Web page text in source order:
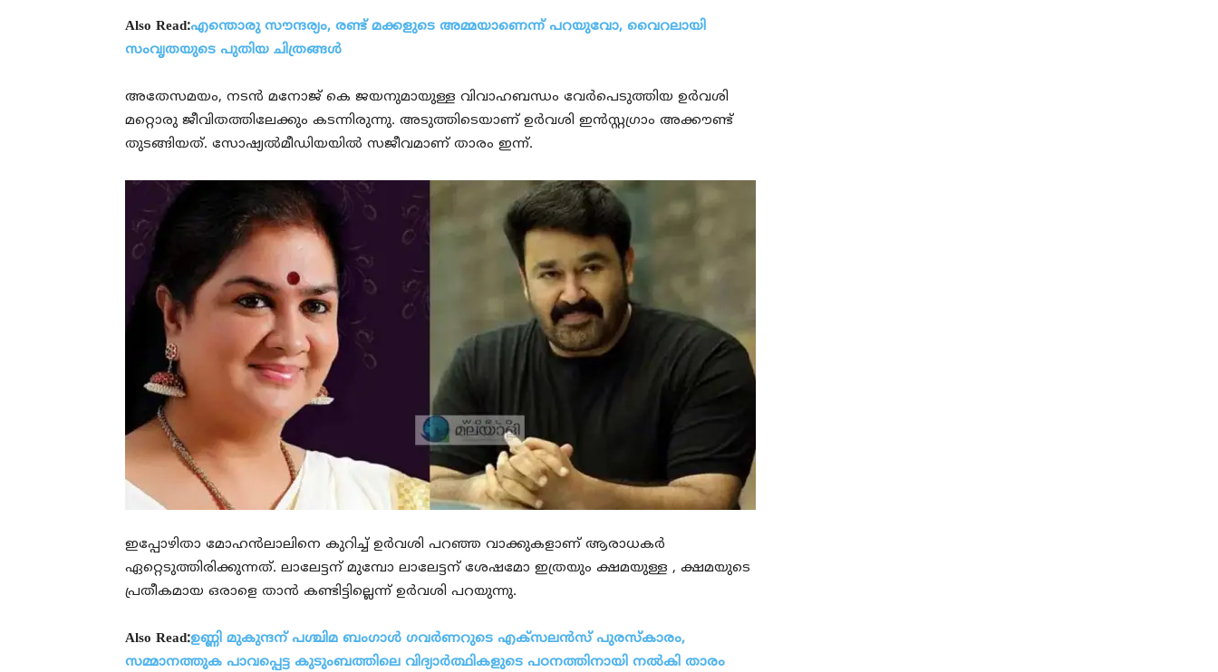
Also Read:എന്തൊരു സൗന്ദര്യം, രണ്ട് മക്കളുടെ അമ്മയാണെന്ന് പറയുവോ, വൈറലായി
സംവൃതയുടെ പുതിയ ചിത്രങ്ങള്‍
അതേസമയം, നടന്‍ മനോജ് കെ ജയനുമായുള്ള വിവാഹബന്ധം വേര്‍പെടുത്തിയ ഉര്‍വശി
മറ്റൊരു ജീവിതത്തിലേക്കും കടന്നിരുന്നു. അടുത്തിടെയാണ് ഉര്‍വശി ഇന്‍സ്റ്റഗ്രാം അക്കൗണ്ട്
തുടങ്ങിയത്. സോഷ്യല്‍മീഡിയയില്‍ സജീവമാണ് താരം ഇന്ന്.
ഇപ്പോഴിതാ മോഹന്‍ലാലിനെ കുറിച്ച് ഉര്‍വശി പറഞ്ഞ വാക്കുകളാണ് ആരാധകര്‍
ഏറ്റെടുത്തിരിക്കുന്നത്. ലാലേട്ടന് മുമ്പോ ലാലേട്ടന് ശേഷമോ ഇത്രയും ക്ഷമയുള്ള , ക്ഷമയുടെ
പ്രതീകമായ ഒരാളെ താന്‍ കണ്ടിട്ടില്ലെന്ന് ഉര്‍വശി പറയുന്നു.
Also Read:ഉണ്ണി മുകുന്ദന് പശ്ചിമ ബംഗാള്‍ ഗവര്‍ണറുടെ എക്‌സലന്‍സ് പുരസ്‌കാരം,
സമ്മാനത്തുക പാവപ്പെട്ട കുടുംബത്തിലെ വിദ്യാര്‍ത്ഥികളുടെ പഠനത്തിനായി നല്‍കി താരം